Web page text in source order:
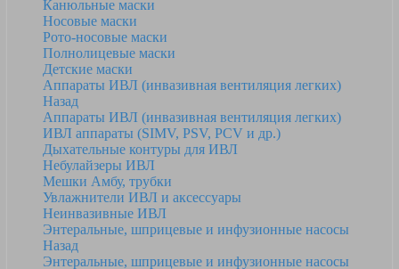
Канюльные маски
Носовые маски
Рото-носовые маски
Полнолицевые маски
Детские маски
Аппараты ИВЛ (инвазивная вентиляция легких)
Назад
Аппараты ИВЛ (инвазивная вентиляция легких)
ИВЛ аппараты (SIMV, PSV, PCV и др.)
Дыхательные контуры для ИВЛ
Небулайзеры ИВЛ
Мешки Амбу, трубки
Увлажнители ИВЛ и аксессуары
Неинвазивные ИВЛ
Энтеральные, шприцевые и инфузионные насосы
Назад
Энтеральные, шприцевые и инфузионные насосы